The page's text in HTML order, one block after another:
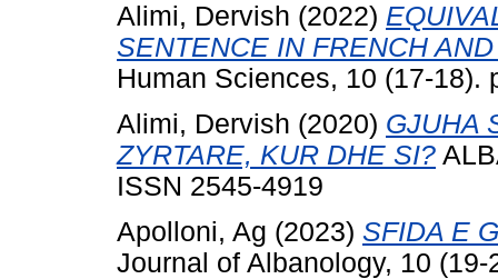
Alimi, Dervish (2022)
SENTENCE IN FRENCH
Human Sciences, 10 (17-18).
Alimi, Dervish (2020) GJUHA
ZYRTARE, KUR DHE SI?
ISSN 2545-4919
Apolloni, Ag (2023) SFIDA E
Journal of Albanology, 10